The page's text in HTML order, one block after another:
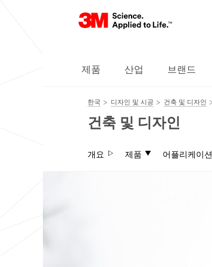
제품 산업 브랜드
한국 디자인 및 시공 건축 및 디자인
건축 및 디자인
개요 제품 어플리케이션